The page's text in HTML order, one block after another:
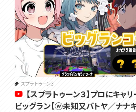
スプラトゥーン3
【スプラトゥーン３】プロにキャ
ビッグラン【ⓦ未知又バトヤ／ナナ